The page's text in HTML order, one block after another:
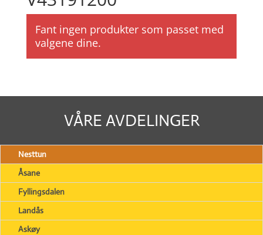
Fant ingen produkter som passet med
valgene dine.
VÅRE AVDELINGER
Nesttun
Åsane
Fyllingsdalen
Landås
Askøy